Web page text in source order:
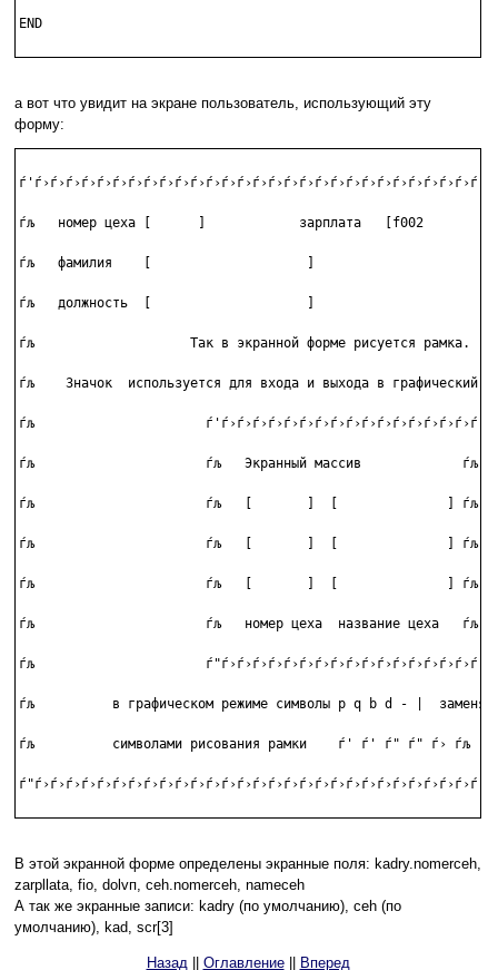
END
а вот что увидит на экране пользователь, использующий эту
форму:
ѓљ   номер цеха [      ]            зарплата   [f002
ѓљ   фамилия    [                    ]
ѓљ   должность  [                    ]
ѓљ                    Так в экранной форме рисуется
ѓљ    Значок  используется для входа и выхода в графический
ѓљ
ѓљ                      ѓљ   Экранный массив             ѓљ
ѓљ                      ѓљ   [       ]  [              ] ѓљ
ѓљ                      ѓљ   [       ]  [              ] ѓљ
ѓљ                      ѓљ   [       ]  [              ] ѓљ
ѓљ                      ѓљ   номер цеха  название цеха
ѓљ
ѓљ          в графическом режиме символы р q b d - |
ѓљ          символами рисования рамки    ѓ' ѓ' ѓ" ѓ" ѓ›
В этой экранной форме определены экранные поля: kadry.nomerceh,
zarpllatа, fiо, dolvп, ceh.nomerceh, nameceh
А так же экранные записи: kadrу (по умолчанию), ceh (по
умолчанию), kad, scr[3]
Назад|| Оглавление|| Вперед